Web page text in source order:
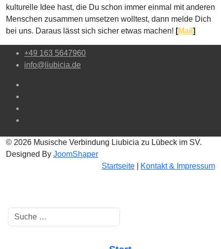
kulturelle Idee hast, die Du schon immer einmal mit anderen
Menschen zusammen umsetzen wolltest, dann melde Dich
bei uns. Daraus lässt sich sicher etwas machen! [Mail ]
+49 163 5647960
info@liubicia.de
© 2026 Musische Verbindung Liubicia zu Lübeck im SV.
Designed By JoomShaper
Startseite
Kontakt & Impressum